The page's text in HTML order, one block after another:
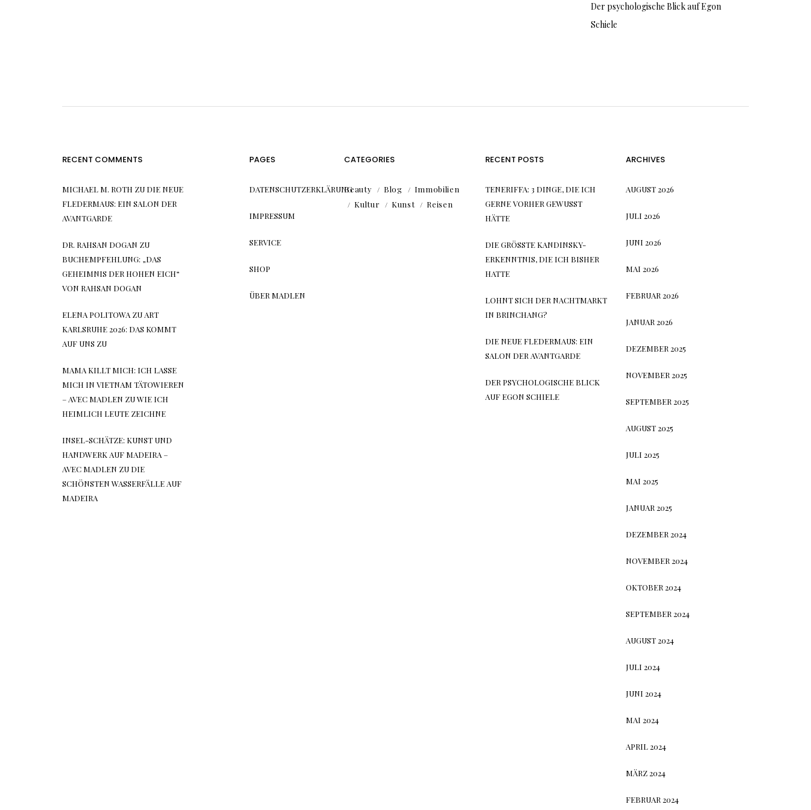
Der psychologische Blick auf Egon
Schiele
RECENT COMMENTS
MICHAEL M. ROTH ZU DIE NEUE
FLEDERMAUS: EIN SALON DER
AVANTGARDE
DR. RAHSAN DOGAN ZU
BUCHEMPFEHLUNG: „DAS
GEHEIMNIS DER HOHEN EICH“
VON RAHSAN DOGAN
ELENA POLITOWA ZU ART
KARLSRUHE 2026: DAS KOMMT
AUF UNS ZU
MAMA KILLT MICH: ICH LASSE
MICH IN VIETNAM TÄTOWIEREN
– AVEC MADLEN ZUWIE ICH
HEIMLICH LEUTE ZEICHNE
INSEL-SCHÄTZE: KUNST UND
HANDWERK AUF MADEIRA –
AVEC MADLEN ZU DIE
SCHÖNSTEN WASSERFÄLLE AUF
MADEIRA
PAGES
DATENSCHUTZERKLÄRUNG
IMPRESSUM
SERVICE
SHOP
ÜBER MADLEN
CATEGORIES
Beauty Blog
Immobilien
Kultur
Kunst Reisen
RECENT POSTS
TENERIFFA: 3 DINGE, DIE ICH
GERNE VORHER GEWUSST
HÄTTE
DIE GRÖSSTE KANDINSKY-E
RKENNTNIS, DIE ICH BISHER H
ATTE
LOHNT SICH DER NACHTMARKT
IN BRINCHANG?
DIE NEUE FLEDERMAUS: EIN
SALON DER AVANTGARDE
DER PSYCHOLOGISCHE BLICK
AUF EGON SCHIELE
ARCHIVES
AUGUST 2026
JULI 2026
JUNI 2026
MAI 2026
FEBRUAR 2026
JANUAR 2026
DEZEMBER 2025
NOVEMBER 2025
SEPTEMBER 2025
AUGUST 2025
JULI 2025
MAI 2025
JANUAR 2025
DEZEMBER 2024
NOVEMBER 2024
OKTOBER 2024
SEPTEMBER 2024
AUGUST 2024
JULI 2024
JUNI 2024
MAI 2024
APRIL 2024
MÄRZ 2024
FEBRUAR 2024